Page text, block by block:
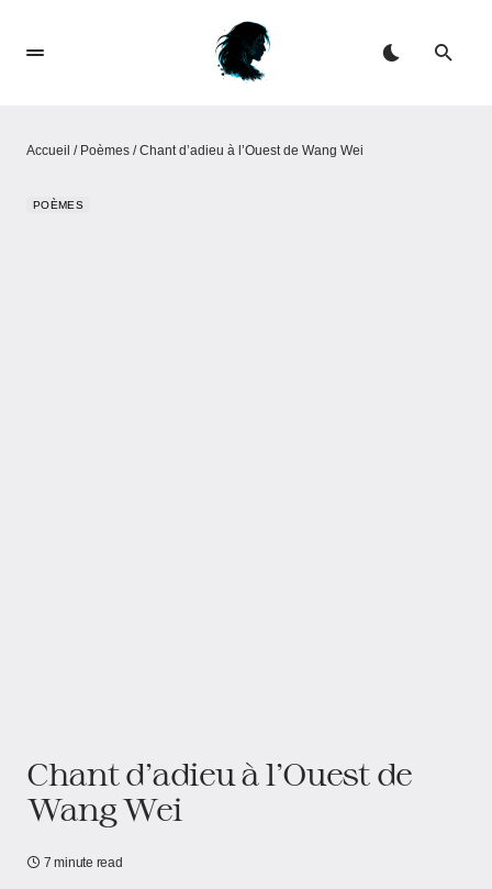
Accueil / Poèmes /Chant d’adieu à l’Ouest de Wang Wei
POÈMES
Chant d’adieu à l’Ouest de
Wang Wei
7 minute read